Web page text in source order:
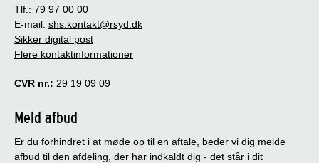
Tlf.: 79 97 00 00
E-mail: shs.kontakt@rsyd.dk
Sikker digital post
Flere kontaktinformationer
CVR nr.: 29 19 09 09
Meld afbud
Er du forhindret i at møde op til en aftale, beder vi dig melde
afbud til den afdeling, der har indkaldt dig - det står i dit